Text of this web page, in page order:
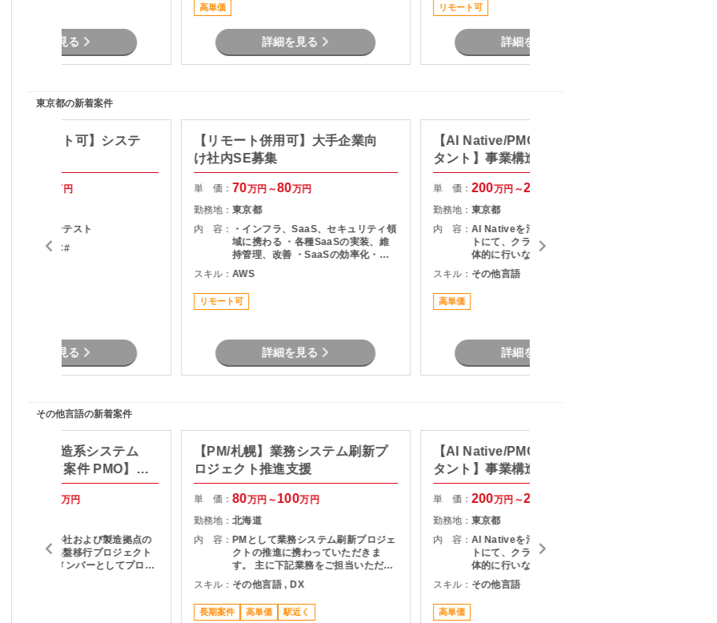
資料、報告資料作成 ・顧客および
発ベンダーとの各種折衝と調整
詳細を見る
高単価
詳細を見る
リモート可
詳細を見る
東京都の新着案件
リモート可】システ
万円
本設計～総合テスト
, .NET , C#
詳細を見る
【リモート併用可】大手企業向
け社内SE募集
単 価： 70万円～80万円
勤務地：東京都
内 容：
・インフラ、SaaS、セキュリティ領
域に携わる ・各種SaaSの実装、維
持管理、改善 ・SaaSの効率化・高
度化のためのエンジニアリング ・
SaaSのシステム課題・障害に対する
対策の計画と実装 ・社内NWやオン
プレサーバの運用保守 ・拠点のネッ
スキル：AWS
リモート可
詳細を見る
【AI Native/PMO/戦略コンサル
タント】事業構造改革コンサル
単 価： 200万円～250
勤務地： 東京都
内 容： AI Nativeを活用した改革プロジェク
トにて、クライアントとの折衝を主
体的に行いながら、社内外の関係者
をリードし、論点設計・課題構造化
を通じてタスクや意思決定を推進い
ただくPMO／戦略コンサルタントポ
スキル： その他言語
高単価
詳細を見る
その他言語の新着案件
ト有：製造系システム
トワーク案件 PMO】プ
万円
国グループ会社および製造拠点の
ットワーク基盤移行プロジェクト
PMO兼実働メンバーとしてプロジ
【PM/札幌】業務システム刷新プ
ロジェクト推進支援
単 価：80万円～100万円
勤務地：北海道
内 容： PMとして業務システム刷新プロジェ
クトの推進に携わっていただきま
す。 主に下記業務をご担当いただき
ます。 ・顧客との要件整理・課題整
理 ・プロジェクト計画の策定および
進捗管理 ・開発チームとの調整およ
びマネジメント ・品質、課題、リス
スキル： その他言語 , DX
長期案件 高単価 駅近く
【AI Native/PMO/戦略コンサル
タント】事業構造改革コンサル
単 価： 200万円～250
勤務地： 東京都
内 容： AI Nativeを活用した改革プロジェク
トにて、クライアントとの折衝を主
体的に行いながら、社内外の関係者
をリードし、論点設計・課題構造化
を通じてタスクや意思決定を推進い
ただくPMO／戦略コンサルタントポ
スキル： その他言語
高単価